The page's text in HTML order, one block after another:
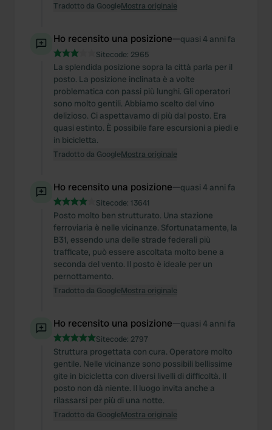
Tradotto da GoogleMostra originale
Ho recensito una posizione—quasi 4 anni fa
Sitecode: 2965
La splendida posizione sopra la città parla per il
posto. La posizione inclinata è a volte
problematica con passi più lunghi. Gli operatori
sono molto gentili. Abbiamo scelto del vino
delizioso. Ci aspettavamo di più dal posto. Era
quasi estinto. È possibile fare escursioni a piedi e
in bicicletta.
Tradotto da GoogleMostra originale
Ho recensito una posizione—quasi 4 anni fa
Sitecode: 13641
Posto molto ben strutturato. Una stazione
ferroviaria è nelle vicinanze. Sfortunatamente, la
B31, essendo una delle strade federali più
trafficate, può essere ascoltata molto bene a
seconda del vento. Il posto è ideale per un
pernottamento.
Tradotto da GoogleMostra originale
Ho recensito una posizione—quasi 4 anni fa
Sitecode: 2797
Struttura progettata con cura. Operatore molto
gentile. Nelle vicinanze sono possibili bellissime
gite in bicicletta con diversi livelli di difficoltà. Il
posto non dà niente. Il luogo invita anche a
rilassarsi per più di una notte.
Tradotto da GoogleMostra originale